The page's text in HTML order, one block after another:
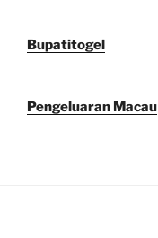
Bupatitogel
Pengeluaran Macau